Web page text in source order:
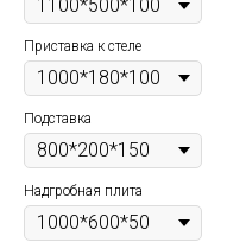
Приставка к стеле
Подставка
Надгробная плита